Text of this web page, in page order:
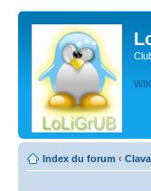
Index du forum ‹